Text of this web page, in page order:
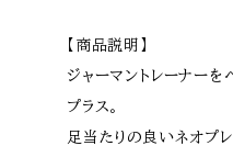
【商品説明】
ジャーマントレーナー
プラス。
足当たりの良いネオプレ